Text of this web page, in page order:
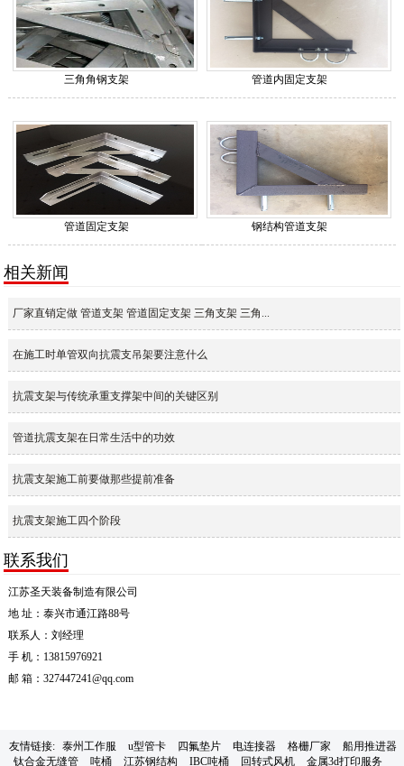
三角角钢支架 管道内固定支架
管道固定支架 钢结构管道支架
相关新闻
厂家直销定做 管道支架 管道固定支架 三角支架 三角...
在施工时单管双向抗震支吊架要注意什么
抗震支架与传统承重支撑架中间的关键区别
管道抗震支架在日常生活中的功效
抗震支架施工前要做那些提前准备
抗震支架施工四个阶段
联系我们
江苏圣天装备制造有限公司
地 址：泰兴市通江路88号
联系人：刘经理
手 机：13815976921
邮 箱：327447241@qq.com
友情链接: 泰州工作服 u型管卡 四氟垫片 电连接器 格栅厂家
船用推进器
钛合金无缝管
吨桶 江苏钢结构 IBC吨桶 回转式风机 金属3d打印服务